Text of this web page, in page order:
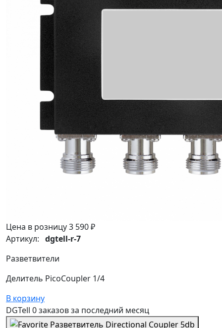
Цена в розницу3 590 ₽
Артикул: dgtell-r-7
Разветвители
Делитель PicoCoupler 1/4
В корзину
DGTell 0 заказовза последний месяц